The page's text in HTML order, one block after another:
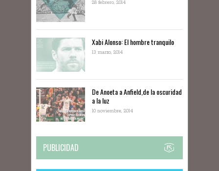
28 febrero, 2014
Xabi Alonso: El hombre tranquilo
13 marzo, 2014
De Anoeta a Anfield,de la oscuridad
a la luz
10 noviembre, 2014
PUBLICIDAD